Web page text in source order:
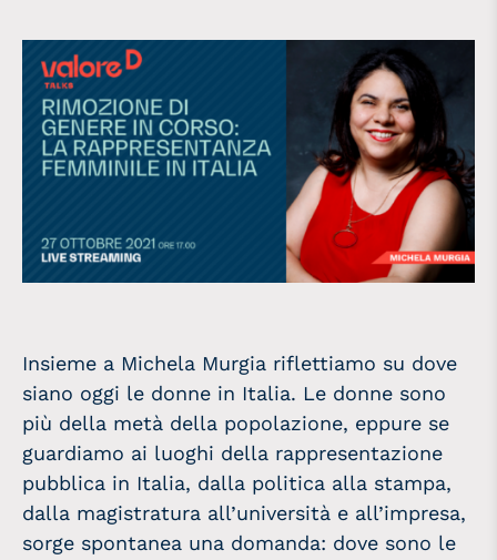
Insieme a Michela Murgia riflettiamo su dove
siano oggi le donne in Italia. Le donne sono
più della metà della popolazione, eppure se
guardiamo ai luoghi della rappresentazione
pubblica in Italia, dalla politica alla stampa,
dalla magistratura all’università e all’impresa,
sorge spontanea una domanda: dove sono le